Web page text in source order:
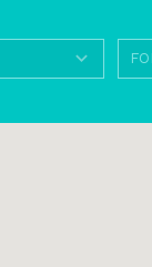
Miracle